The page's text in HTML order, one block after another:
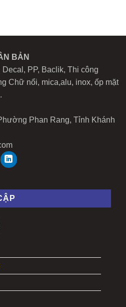
BẢN
Decal, PP, Baclik, Thi công
Chữ nổi, mica,alu, inox, ốp mặt
Phan Rang, Tỉnh Khánh